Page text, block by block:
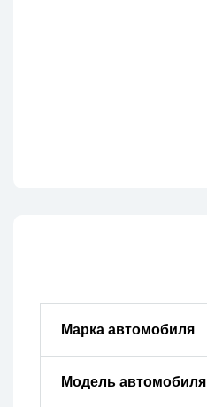
Марка автомобиля
Модель автомобиля